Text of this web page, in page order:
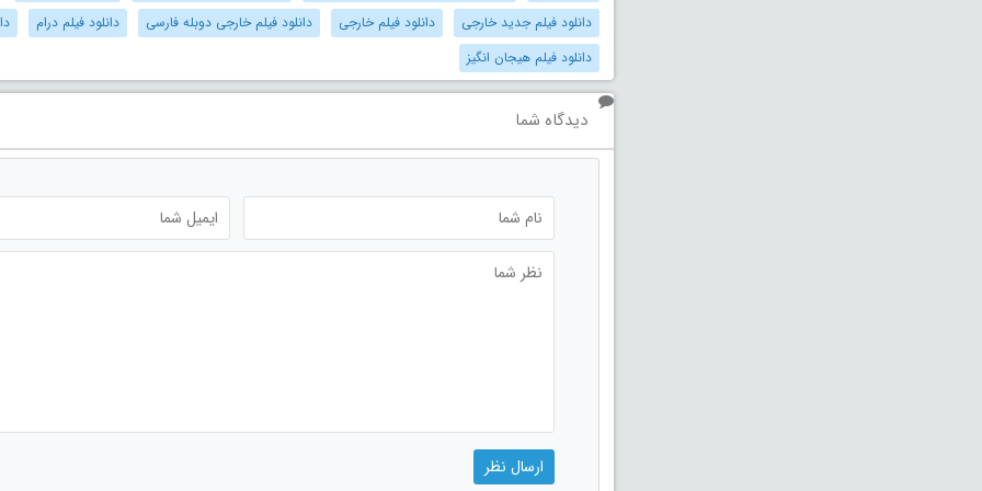
دانلود فیلم جدید خارجی
دانلود فیلم خارجی دانلود فیلم خارجی دوبله فارسی دانلود فیلم درام
دانلود فیلم هیجان انگیز
دیدگاه شما